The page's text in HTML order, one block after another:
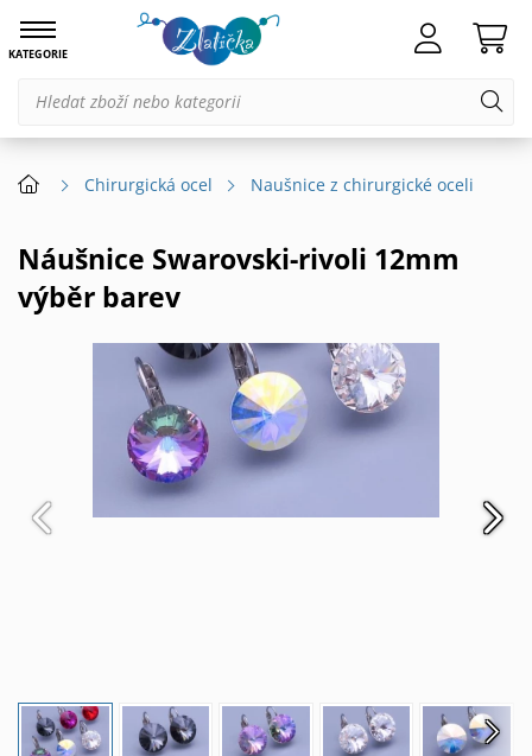
KATEGORIE
Chirurgická ocel Naušnice z chirurgické oceli
Náušnice Swarovski-rivoli 12mm
výběr barev